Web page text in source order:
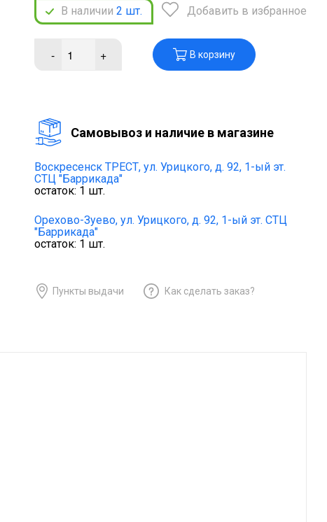
В наличии 2 шт. Добавить в избранное
- + В корзину
Cамовывоз и наличие в магазине
Воскресенск ТРЕСТ, ул. Урицкого, д. 92, 1-ый эт.
СТЦ "Баррикада"
остаток: 1 шт.
Орехово-Зуево, ул. Урицкого, д. 92, 1-ый эт. СТЦ
"Баррикада"
остаток: 1 шт.
Пункты выдачи Как сделать заказ?